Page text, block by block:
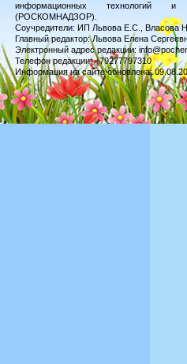
информационных технологий и
(РОСКОМНАДЗОР).
Соучредители: ИП Львова Е.С., Власова
Главный редактор: Львова Елена
Электронный адрес редакции:
Телефон редакции: +79277797310
Информация на сайте обновлена: